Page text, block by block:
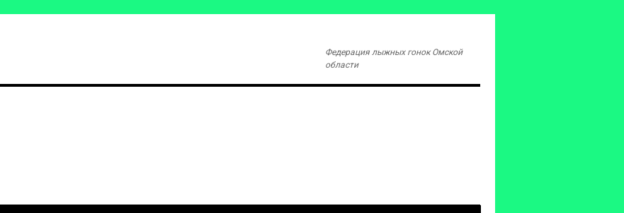
Федерация лыжных гонок Омской
области